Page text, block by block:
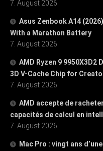
7. August 2026
Asus Zenbook A14
With a Marathon Battery
7. August 2026
AMD Ryzen 9 9950X3D2
3D V-Cache Chip for
7. August 2026
AMD accepte de
capacités de calcul en
7. August 2026
Mac Pro : vingt ans